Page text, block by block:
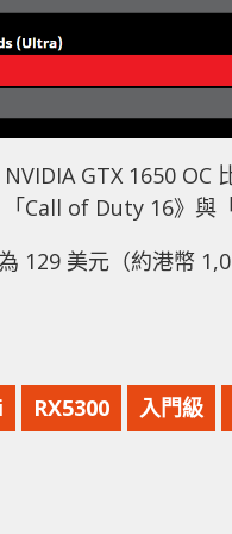
GTX 1650
「Call of Duty 16》與
129 美元（約港幣
RX5300 入門級